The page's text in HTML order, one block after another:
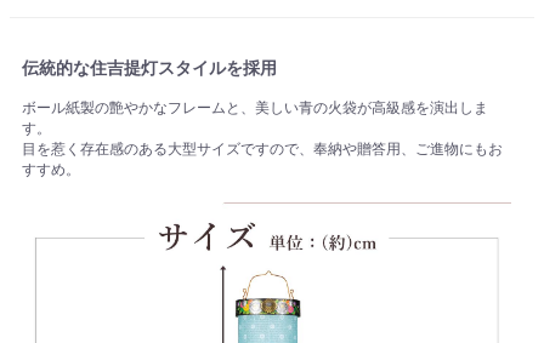
伝統的な住吉提灯スタイルを採用
ボール紙製の艶やかなフレームと、美しい青の火袋が高級感を演出しま
す。
目を惹く存在感のある大型サイズですので、奉納や贈答用、ご進物にもお
すすめ。